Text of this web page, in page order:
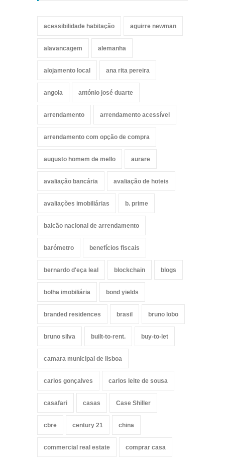
acessibilidade habitação aguirre newman
alavancagem alemanha
alojamento local ana rita pereira
angola antónio josé duarte
arrendamento arrendamento acessível
arrendamento com opção de compra
augusto homem de mello aurare
avaliação bancária avaliação de hoteis
avaliações imobiliárias b. prime
balcão nacional de arrendamento
barómetro benefícios fiscais
bernardo d'eça leal blockchain blogs
bolha imobiliária bond yields
branded residences brasil bruno lobo
bruno silva built-to-rent. buy-to-let
camara municipal de lisboa
carlos gonçalves carlos leite de sousa
casafari casas Case Shiller
cbre century 21 china
commercial real estate comprar casa